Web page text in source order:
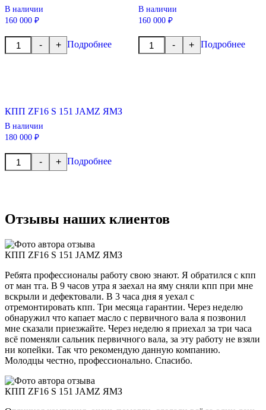
В наличии
160 000 ₽
-
Количество
товара
+ Подробнее
В наличии
160 000 ₽
-
Количество
товара
+ Подробнее
КПП ZF16 S 151 JAMZ ЯМЗ
В наличии
180 000 ₽
-
Количество
товара
JAMZ
ЯМЗ
+ Подробнее
Отзывы наших клиентов
КПП ZF16 S 151 JAMZ ЯМЗ
Ребята профессионалы работу свою знают. Я обратился с кпп
от ман тга. В 9 часов утра я заехал на яму сняли кпп при мне
вскрыли и дефектовали. В 3 часа дня я уехал с
отремонтировать кпп. Три месяца гарантии. Через неделю
обнаружил что капает масло с первичного вала я позвонил
мне сказали приезжайте. Через неделю я приехал за три часа
всё поменяли сальник первичного вала, за эту работу не взяли
ни копейки. Так что рекомендую данную компанию.
Молодцы честно, профессионально. Спасибо.
КПП ZF16 S 151 JAMZ ЯМЗ